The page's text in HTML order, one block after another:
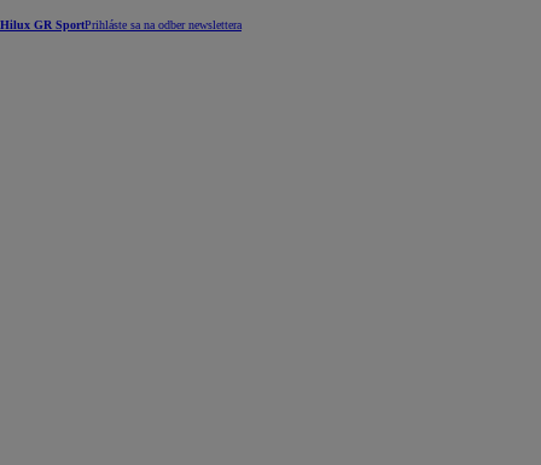
Hilux GR SportPrihláste sa na odber newslettera